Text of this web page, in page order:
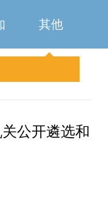
其他
公开遴选和